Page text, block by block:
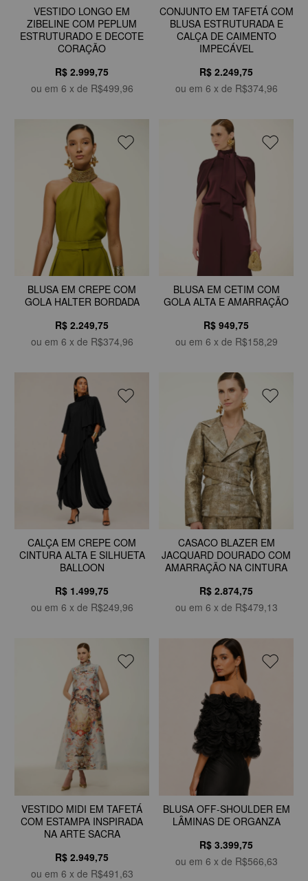
VESTIDO LONGO EM
ZIBELINE COM PEPLUM
ESTRUTURADO E DECOTE
CORAÇÃO
R$ 2.999,75
ou em 6 x de R$499,96
CONJUNTO EM TAFETÁ COM
BLUSA ESTRUTURADA E
CALÇA DE CAIMENTO
IMPECÁVEL
R$ 2.249,75
ou em 6 x de R$374,96
BLUSA EM CREPE COM
GOLA HALTER BORDADA
R$ 2.249,75
ou em 6 x de R$374,96
BLUSA EM CETIM COM
GOLA ALTA E AMARRAÇÃO
R$ 949,75
ou em 6 x de R$158,29
CALÇA EM CREPE COM
CINTURA ALTA E SILHUETA
BALLOON
R$ 1.499,75
ou em 6 x de R$249,96
CASACO BLAZER EM
JACQUARD DOURADO COM
AMARRAÇÃO NA CINTURA
R$ 2.874,75
ou em 6 x de R$479,13
VESTIDO MIDI EM TAFETÁ
COM ESTAMPA INSPIRADA
NA ARTE SACRA
R$ 2.949,75
ou em 6 x de R$491,63
BLUSA OFF-SHOULDER EM
LÂMINAS DE ORGANZA
R$ 3.399,75
ou em 6 x de R$566,63